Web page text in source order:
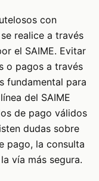
con
realice a través
el SAIME. Evitar
o pagos a través
fundamental para
del SAIME
de pago válidos
dudas sobre
pago, la consulta
vía más segura.